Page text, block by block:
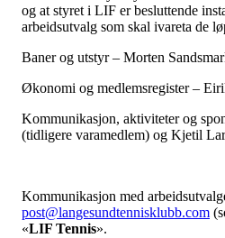
og at styret i LIF er besluttende
arbeidsutvalg som skal ivareta de
Baner og utstyr – Morten
Økonomi og medlemsregister –
Kommunikasjon, aktiviteter og
(tidligere varamedlem) og Kjetil
Kommunikasjon med
post@langesundtennisklubb.com
«LIF Tennis».